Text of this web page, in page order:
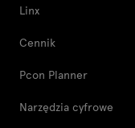
Linx
Cennik
Pcon Planner
Narzędzia cyfrowe